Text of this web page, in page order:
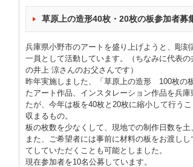
草原上の造形40枚・20枚の板参加者募
兵庫県小野市のアートを盛り上げようと、彫
一員として活動しています。（ちなみに代表
の井上 涼さんのお父さんです）
昨年実施しました、「草原上の造形 100枚の
たアート作品、インスタレーション作品を兵
たが、今年は板を40枚と20枚に縮小して行う
収まるもの。
板の枚数を少なくして、現地での制作日数を
また、ご希望者には事前に材料の板をお渡し
てしていただくことも可能としました。
現在参加者を10名公募しています。